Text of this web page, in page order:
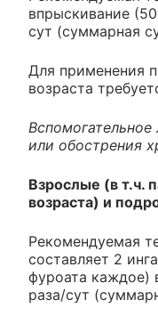
впрыскивание
сут (суммарная
Для применения
возраста
Вспомогательное
или обострения
Взрослые (в т.ч.
возраста) и
Рекомендуемая
составляет 2
фуроата каждое)
раза/сут